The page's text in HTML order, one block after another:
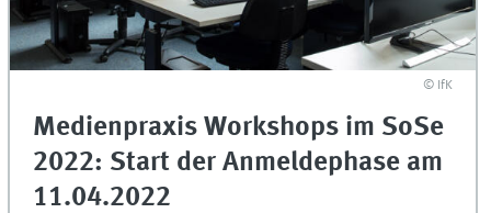
© IfK
Medienpraxis Workshops im SoSe
2022: Start der Anmeldephase am
11.04.2022